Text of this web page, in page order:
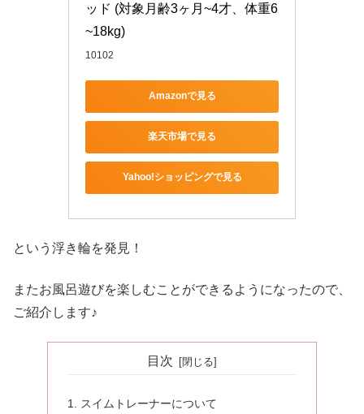
ッド (対象月齢3ヶ月~4才、体重6
~18kg)
10102
Amazonで見る
楽天市場で見る
Yahoo!ショッピングで見る
という浮き輪を発見！
またお風呂遊びを楽しむことができるようになったので、
ご紹介します♪
目次
スイムトレーナーについて